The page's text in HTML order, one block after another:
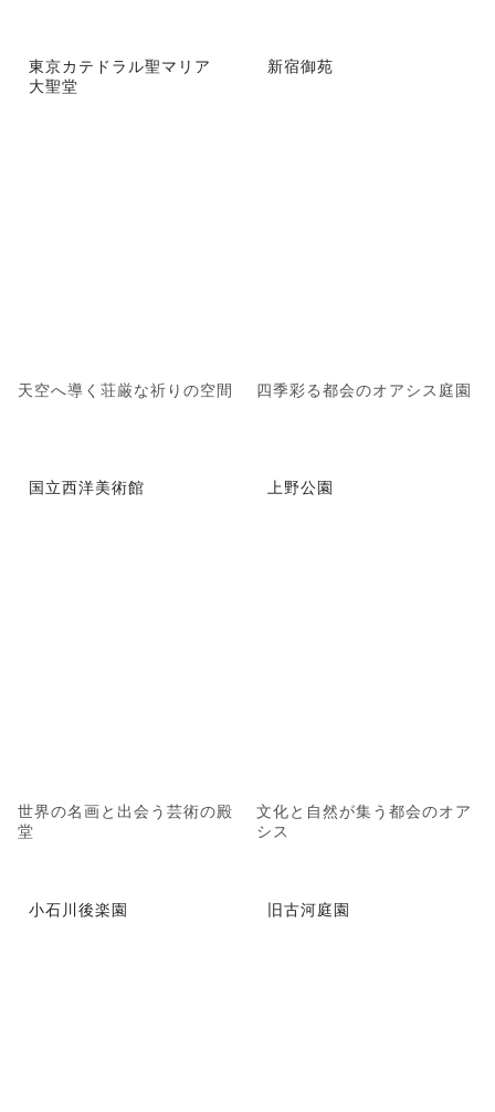
東京カテドラル聖マリア
大聖堂
天空へ導く荘厳な祈りの空間
新宿御苑
四季彩る都会のオアシス庭園
国立西洋美術館
世界の名画と出会う芸術の殿
堂
上野公園
文化と自然が集う都会のオア
シス
小石川後楽園 旧古河庭園